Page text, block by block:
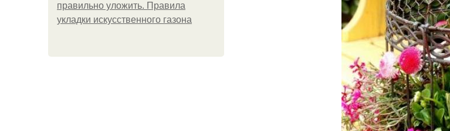
правильно уложить. Правила
укладки искусственного газона